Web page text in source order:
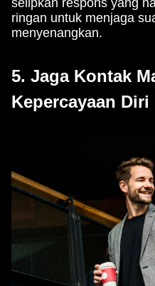
selipkan respons yang
ringan untuk menjaga
menyenangkan.
5. Jaga Kontak
Kepercayaan